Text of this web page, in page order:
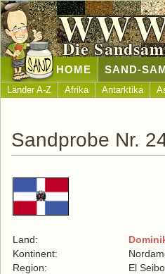
Die
HOME SAND-
Länder A-Z Afrika Antarktika
Sandprobe Nr.
Land:
Kontinent:
Region:
El Seibo